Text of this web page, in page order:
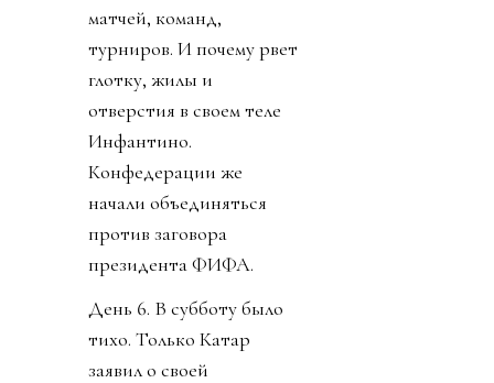
матчей, команд,
турниров. И почему рвет
глотку, жилы и
отверстия в своем теле
Инфантино.
Конфедерации же
начали объединяться
против заговора
президента ФИФА.
День 6. В субботу было
тихо. Только Катар
заявил о своей